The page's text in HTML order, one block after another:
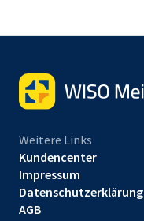
Weitere Links
Kundencenter
Impressum
Datenschutzerklärung
AGB